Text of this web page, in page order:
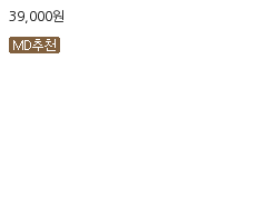
39,000원